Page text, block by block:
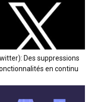
Des suppressions
en continu